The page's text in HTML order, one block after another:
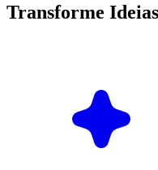
Transforme